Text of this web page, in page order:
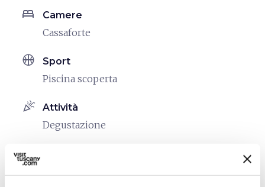
bed Camere
Cassaforte
sports_basketball Sport
Piscina scoperta
celebration Attività
Degustazione
family_restroom